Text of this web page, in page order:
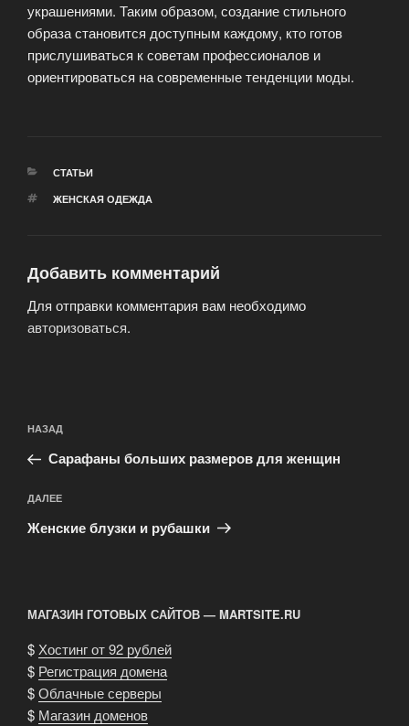
украшениями. Таким образом, создание стильного
образа становится доступным каждому, кто готов
прислушиваться к советам профессионалов и
ориентироваться на современные тенденции моды.
РУБРИКИ
СТАТЬИ
МЕТКИ
ЖЕНСКАЯ ОДЕЖДА
Добавить комментарий
Для отправки комментария вам необходимо
авторизоваться.
по
записям
Предыдущая
запись:
НАЗАД
Сарафаны больших размеров для женщин
Следующая
запись
ДАЛЕЕ
Женские блузки и рубашки
МАГАЗИН ГОТОВЫХ САЙТОВ — MARTSITE.RU
$Хостинг от 92 рублей
$ Регистрация домена
$Облачные серверы
$ Магазин доменов